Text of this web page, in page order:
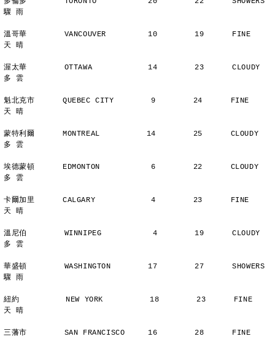
驟 雨
溫哥華        VANCOUVER         10        19      FINE
天 晴
渥太華        OTTAWA            14        23      CLOUDY
多 雲
魁北克市      QUEBEC CITY        9        24      FINE
天 晴
蒙特利爾      MONTREAL          14        25      CLOUDY
多 雲
埃德蒙頓      EDMONTON           6        22      CLOUDY
多 雲
卡爾加里      CALGARY            4        23      FINE
天 晴
溫尼伯        WINNIPEG           4        19      CLOUDY
多 雲
華盛頓        WASHINGTON        17        27      SHOWERS
驟 雨
紐約          NEW YORK          18        23      FINE
天 晴
三藩市        SAN FRANCISCO     16        28      FINE